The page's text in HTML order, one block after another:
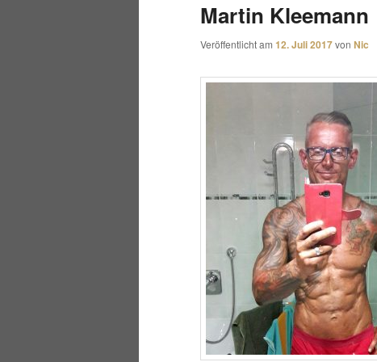
Martin Kleemann
Veröffentlicht am 12. Juli 2017von Nic